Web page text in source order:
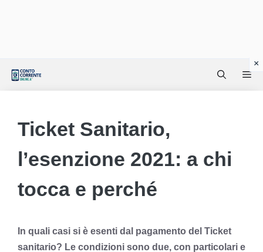
Ticket Sanitario,
l’esenzione 2021: a chi
tocca e perché
In quali casi si è esenti dal pagamento del Ticket
sanitario? Le condizioni sono due, con particolari e